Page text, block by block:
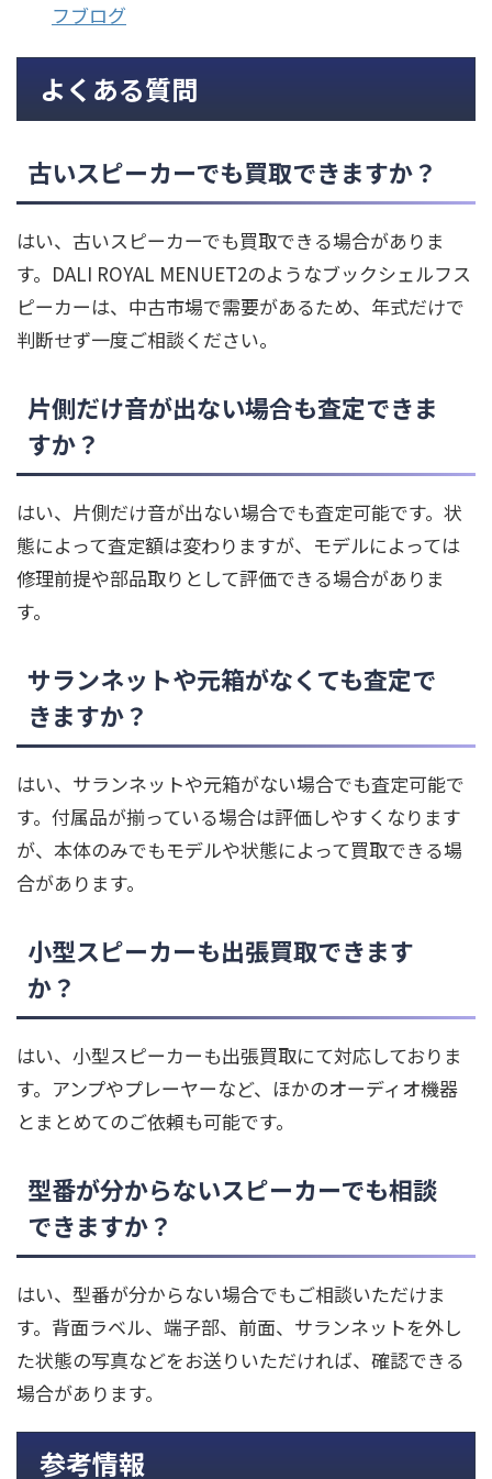
フブログ
よくある質問
古いスピーカーでも買取できますか？
はい、古いスピーカーでも買取できる場合がありま
す。DALI ROYAL MENUET2のようなブックシェルフス
ピーカーは、中古市場で需要があるため、年式だけで
判断せず一度ご相談ください。
片側だけ音が出ない場合も査定できま
すか？
はい、片側だけ音が出ない場合でも査定可能です。状
態によって査定額は変わりますが、モデルによっては
修理前提や部品取りとして評価できる場合がありま
す。
サランネットや元箱がなくても査定で
きますか？
はい、サランネットや元箱がない場合でも査定可能で
す。付属品が揃っている場合は評価しやすくなります
が、本体のみでもモデルや状態によって買取できる場
合があります。
小型スピーカーも出張買取できます
か？
はい、小型スピーカーも出張買取にて対応しておりま
す。アンプやプレーヤーなど、ほかのオーディオ機器
とまとめてのご依頼も可能です。
型番が分からないスピーカーでも相談
できますか？
はい、型番が分からない場合でもご相談いただけま
す。背面ラベル、端子部、前面、サランネットを外し
た状態の写真などをお送りいただければ、確認できる
場合があります。
参考情報